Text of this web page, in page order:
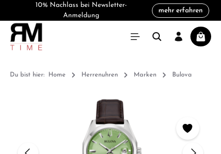
10% Nachlass bei Newsletter-
Anmeldung
mehr erfahren
Du bist hier: Home Herrenuhren Marken Bulova
Bildergalerie überspringen